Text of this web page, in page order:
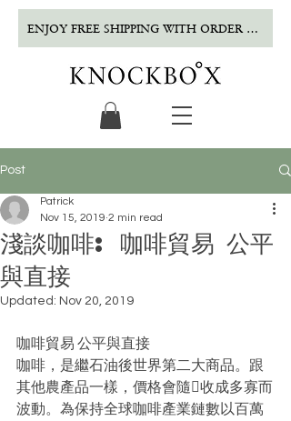
ENJOY FREE SHIPPING WITH ORDER OVER $500!
Post
淺談咖啡: 咖啡貿易 公平
與直接
Patrick
Nov 15, 2019 2 min read
Updated: Nov 20, 2019
咖啡貿易 公平與直接
咖啡，是繼石油後世界第二大商品。跟
其他農產品一樣，價格會隨收成多寡而
波動。為保持全球咖啡產業鏈數以百萬